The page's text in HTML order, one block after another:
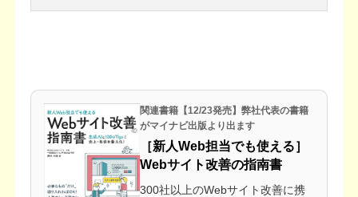
関連書籍【12/23発売】弊社代表の書籍
がマイナビ出版より出ます
［新人Web担当でも使える］
Webサイト改善の指南書
300社以上のWebサイト改善に携